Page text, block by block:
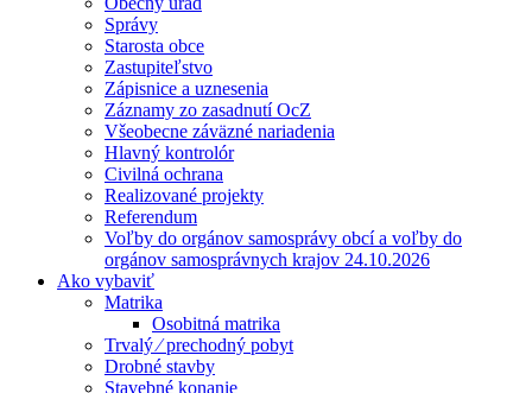
Správy
Starosta obce
Zastupiteľstvo
Zápisnice a uznesenia
Záznamy zo zasadnutí OcZ
Všeobecne záväzné nariadenia
Hlavný kontrolór
Civilná ochrana
Realizované projekty
Referendum
Voľby do orgánov samosprávy obcí a voľby do
orgánov samosprávnych krajov 24.10.2026
Ako vybaviť
Matrika
Osobitná matrika
Trvalý ⁄ prechodný pobyt
Drobné stavby
Stavebné konanie